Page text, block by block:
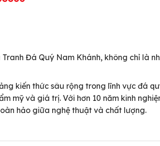
Đá Quý Nam Khánh, không chỉ là
kiến thức sâu rộng trong lĩnh vực đá
mỹ và giá trị. Với hơn 10 năm kinh
hảo giữa nghệ thuật và chất lượng.